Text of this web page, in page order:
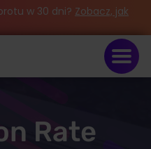
w 30 dni? Zobacz, jak
Rate